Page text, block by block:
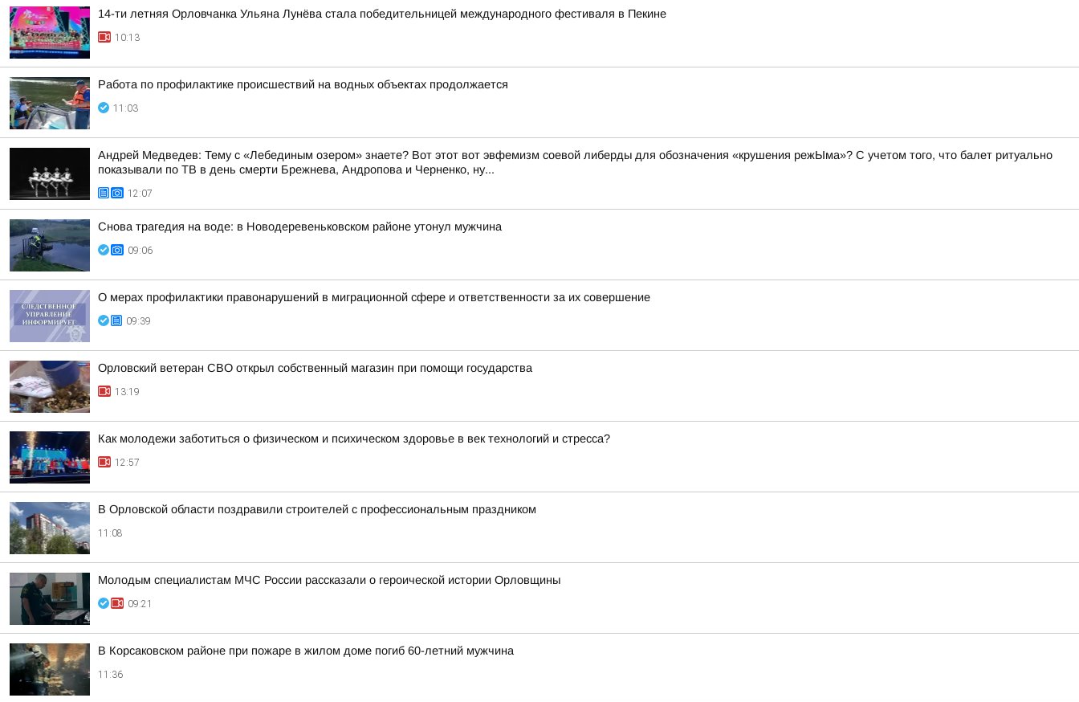
14-ти летняя Орловчанка Ульяна Лунёва стала победительницей международного фестиваля в Пекине
10:13
Работа по профилактике происшествий на водных объектах продолжается
11:03
Андрей Медведев: Тему с «Лебединым озером» знаете? Вот этот вот эвфемизм соевой либерды для обозначения «крушения режЫма»? С учетом того, что балет ритуально
показывали по ТВ в день смерти Брежнева, Андропова и Черненко, ну...
12:07
Снова трагедия на воде: в Новодеревеньковском районе утонул мужчина
09:06
О мерах профилактики правонарушений в миграционной сфере и ответственности за их совершение
09:39
Орловский ветеран СВО открыл собственный магазин при помощи государства
13:19
Как молодежи заботиться о физическом и психическом здоровье в век технологий и стресса?
12:57
В Орловской области поздравили строителей с профессиональным праздником
11:08
Молодым специалистам МЧС России рассказали о героической истории Орловщины
09:21
В Корсаковском районе при пожаре в жилом доме погиб 60-летний мужчина
11:36